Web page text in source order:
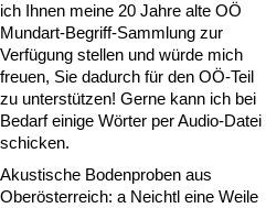
ich Ihnen meine 20 Jahre alte OÖ
Mundart-Begriff-Sammlung zur
Verfügung stellen und würde mich
freuen, Sie dadurch für den OÖ-Teil
zu unterstützen! Gerne kann ich bei
Bedarf einige Wörter per Audio-Datei
schicken.
Akustische Bodenproben aus
Oberösterreich: a Neichtl eine Weile